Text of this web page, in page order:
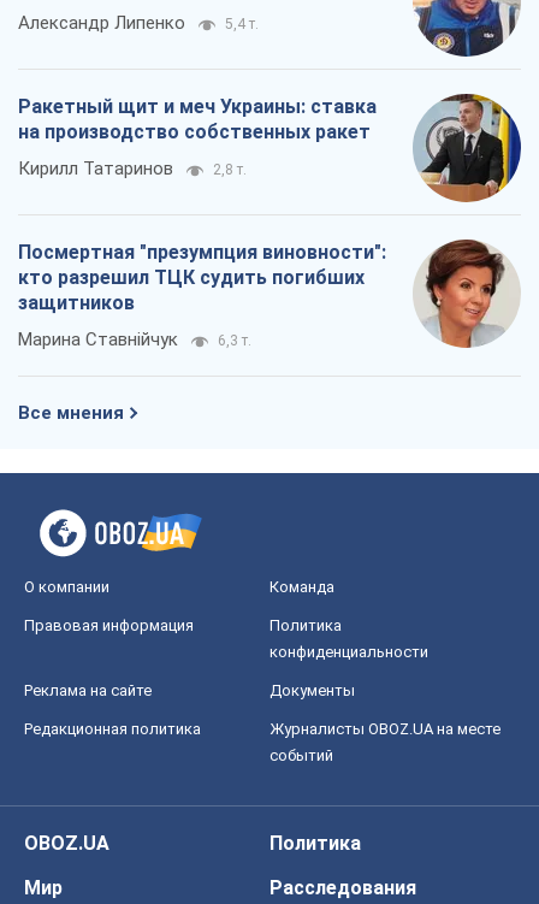
Александр Липенко 5,4 т.
Ракетный щит и меч Украины: ставка
на производство собственных ракет
Кирилл Татаринов 2,8 т.
Посмертная "презумпция виновности":
кто разрешил ТЦК судить погибших
защитников
Марина Ставнійчук 6,3 т.
Все мнения
О компании Команда
Правовая информация
Политика
конфиденциальности
Реклама на сайте Документы
Редакционная политика
Журналисты OBOZ.UA на месте
событий
OBOZ.UA
Политика
Мир
Расследования